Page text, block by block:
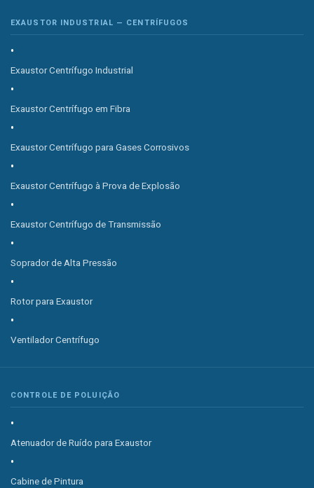
EXAUSTOR INDUSTRIAL — CENTRÍFUGOS
Exaustor Centrífugo Industrial
Exaustor Centrífugo em Fibra
Exaustor Centrífugo para Gases Corrosivos
Exaustor Centrífugo à Prova de Explosão
Exaustor Centrífugo de Transmissão
Soprador de Alta Pressão
Rotor para Exaustor
Ventilador Centrífugo
CONTROLE DE POLUIÇÃO
Atenuador de Ruído para Exaustor
Cabine de Pintura